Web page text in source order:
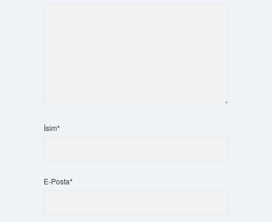
İsim*
E-Posta*